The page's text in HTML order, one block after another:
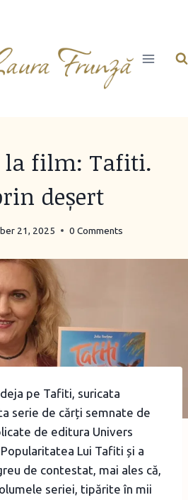
la film: Tafiti.
deșert
21, 2025 0 Comments
pe Tafiti, suricata
serie de cărți semnate de
de editura Univers
Lui Tafiti și a
de contestat, mai ales că,
seriei, tipărite în mii